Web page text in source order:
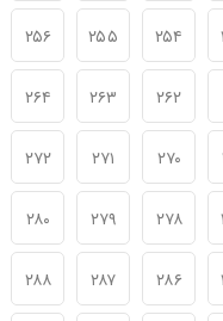
۲۵۴ ۲۵۵ ۲۵۶
۲۶۲ ۲۶۳ ۲۶۴
۲۷۰ ۲۷۱ ۲۷۲
۲۷۸ ۲۷۹ ۲۸۰
۲۸۶ ۲۸۷ ۲۸۸